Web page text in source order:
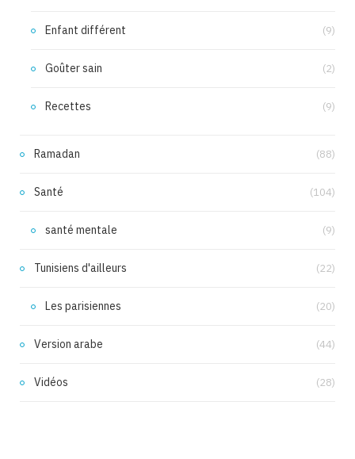
Enfant différent (9)
Goûter sain (2)
Recettes (9)
Ramadan (88)
Santé (104)
santé mentale (9)
Tunisiens d'ailleurs (22)
Les parisiennes (20)
Version arabe (44)
Vidéos (28)